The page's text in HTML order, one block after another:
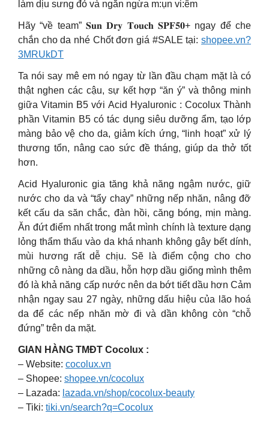
làm dịu sưng đỏ và ngăn ngừa m:ụn vi:êm
Hãy “về team” 𝐒𝐮𝐧 𝐃𝐫𝐲 𝐓𝐨𝐮𝐜𝐡 𝐒𝐏𝐅𝟓𝟎+ ngay để che
chắn cho da nhé Chốt đơn giá #SALE tại: shopee.vn?
3MRUkDT
Ta nói say mê em nó ngay từ lần đầu chạm mặt là có
thật nghen các cậu, sự kết hợp “ăn ý” và thông minh
giữa Vitamin B5 với Acid Hyaluronic : Cocolux Thành
phần Vitamin B5 có tác dụng siêu dưỡng ẩm, tạo lớp
màng bảo vệ cho da, giảm kích ứng, “linh hoạt” xử lý
thương tổn, nâng cao sức đề tháng, giúp da thở tốt
hơn.
Acid Hyaluronic gia tăng khả năng ngậm nước, giữ
nước cho da và “tẩy chay” những nếp nhăn, nâng đỡ
kết cấu da săn chắc, đàn hồi, căng bóng, mịn màng.
Ăn đứt điểm nhất trong mắt mình chính là texture dạng
lỏng thẩm thấu vào da khá nhanh không gây bết dính,
mùi hương rất dễ chịu. Sẽ là điểm cộng cho cho
những cô nàng da dầu, hỗn hợp dầu giống mình thêm
đó là khả năng cấp nước nên da bớt tiết dầu hơn Cảm
nhận ngay sau 27 ngày, những dấu hiệu của lão hoá
da để các nếp nhăn mờ đi và dần không còn “chỗ
đứng” trên da mặt.
GIAN HÀNG TMĐT Cocolux :
– Website: cocolux.vn
– Shopee: shopee.vn/cocolux
– Lazada: lazada.vn/shop/cocolux-beauty
– Tiki: tiki.vn/search?q=Cocolux